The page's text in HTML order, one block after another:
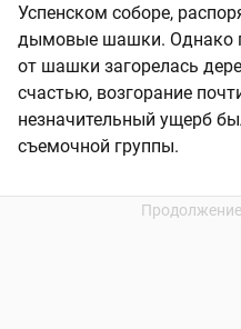
Успенском соборе,
дымовые шашки. Однако
от шашки загорелась
счастью, возгорание
незначительный ущерб
съемочной группы.